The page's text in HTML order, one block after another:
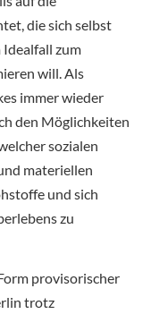
die sich selbst
zum
will. Als
immer wieder
den Möglichkeiten
sozialen
materiellen
und sich
zu
provisorischer
trotz